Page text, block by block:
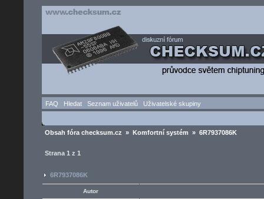
FAQ Hledat Seznam uživatelů Uživatelské skupiny
Obsah fóra checksum.cz » Komfortní systém » 6R7937086K
Strana 1 z 1
6R7937086K
Autor